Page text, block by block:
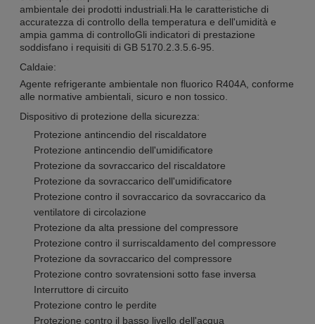
ambientale dei prodotti industriali.Ha le caratteristiche di
accuratezza di controllo della temperatura e dell'umidità e
ampia gamma di controlloGli indicatori di prestazione
soddisfano i requisiti di GB 5170.2.3.5.6-95.
Caldaie:
Agente refrigerante ambientale non fluorico R404A, conforme
alle normative ambientali, sicuro e non tossico.
Dispositivo di protezione della sicurezza:
Protezione antincendio del riscaldatore
Protezione antincendio dell'umidificatore
Protezione da sovraccarico del riscaldatore
Protezione da sovraccarico dell'umidificatore
Protezione contro il sovraccarico da sovraccarico da
ventilatore di circolazione
Protezione da alta pressione del compressore
Protezione contro il surriscaldamento del compressore
Protezione da sovraccarico del compressore
Protezione contro sovratensioni sotto fase inversa
Interruttore di circuito
Protezione contro le perdite
Protezione contro il basso livello dell'acqua